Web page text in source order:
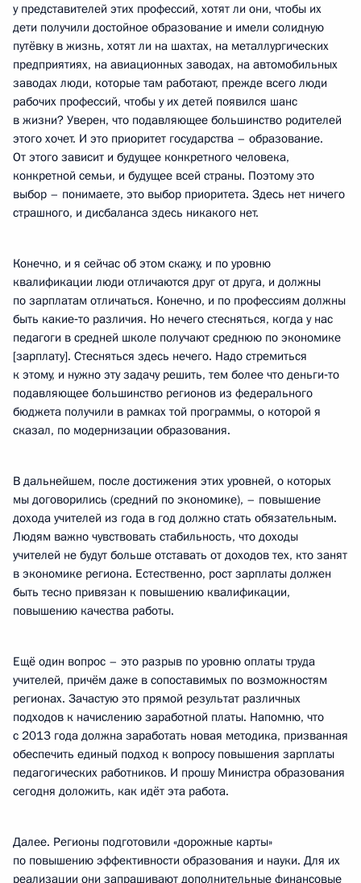
у представителей этих профессий, хотят ли они, чтобы их
дети получили достойное образование и имели солидную
путёвку в жизнь, хотят ли на шахтах, на металлургических
предприятиях, на авиационных заводах, на автомобильных
заводах люди, которые там работают, прежде всего люди
рабочих профессий, чтобы у их детей появился шанс
в жизни? Уверен, что подавляющее большинство родителей
этого хочет. И это приоритет государства – образование.
От этого зависит и будущее конкретного человека,
конкретной семьи, и будущее всей страны. Поэтому это
выбор – понимаете, это выбор приоритета. Здесь нет ничего
страшного, и дисбаланса здесь никакого нет.
Конечно, и я сейчас об этом скажу, и по уровню
квалификации люди отличаются друг от друга, и должны
по зарплатам отличаться. Конечно, и по профессиям должны
быть какие‑то различия. Но нечего стесняться, когда у нас
педагоги в средней школе получают среднюю по экономике
[зарплату]. Стесняться здесь нечего. Надо стремиться
к этому, и нужно эту задачу решить, тем более что деньги‑то
подавляющее большинство регионов из федерального
бюджета получили в рамках той программы, о которой я
сказал, по модернизации образования.
В дальнейшем, после достижения этих уровней, о которых
мы договорились (средний по экономике), – повышение
дохода учителей из года в год должно стать обязательным.
Людям важно чувствовать стабильность, что доходы
учителей не будут больше отставать от доходов тех, кто занят
в экономике региона. Естественно, рост зарплаты должен
быть тесно привязан к повышению квалификации,
повышению качества работы.
Ещё один вопрос – это разрыв по уровню оплаты труда
учителей, причём даже в сопоставимых по возможностям
регионах. Зачастую это прямой результат различных
подходов к начислению заработной платы. Напомню, что
с 2013 года должна заработать новая методика, призванная
обеспечить единый подход к вопросу повышения зарплаты
педагогических работников. И прошу Министра образования
сегодня доложить, как идёт эта работа.
Далее. Регионы подготовили «дорожные карты»
по повышению эффективности образования и науки. Для их
реализации они запрашивают дополнительные финансовые